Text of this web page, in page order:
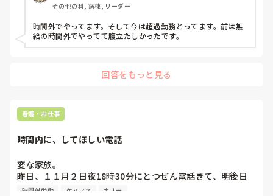
その他の科, 病棟, リーダー
時間外でやってます。そして今は超過勤務とってます。前は無
給の時間外でやってて腹立たしかったです。
回答をもっと見る
看護・お仕事
時間内に、してほしい電話
変な家族。
昨日、１１月２日夜18時30分にとつぜん電話きて、明後日
退院させてほしい。ケアマネと決めたと。時間外、主治医も
時間外労働 ケアマネ カルテ